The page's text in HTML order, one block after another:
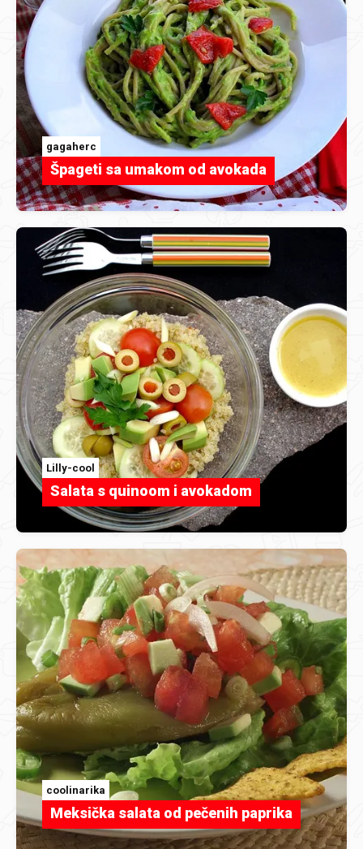
gagaherc
Špageti sa umakom od avokada
Lilly-cool
Salata s quinoom i avokadom
coolinarika
Meksička salata od pečenih paprika